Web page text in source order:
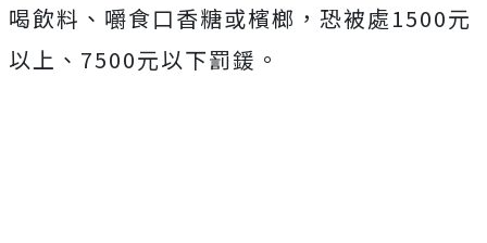
喝飲料、嚼食口香糖或檳榔，恐被處1500元
以上、7500元以下罰鍰。